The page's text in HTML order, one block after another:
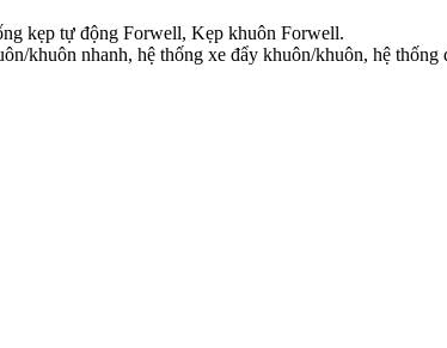
kẹp tự động Forwell, Kẹp khuôn Forwell.
khuôn nhanh, hệ thống xe đẩy khuôn/khuôn, hệ